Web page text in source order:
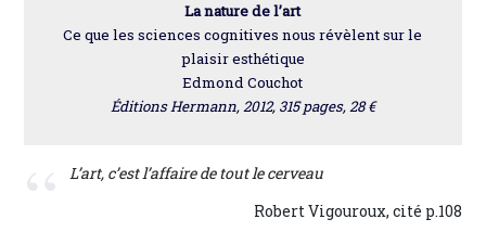
La nature de l’art
Ce que les sciences cognitives nous révèlent sur le
plaisir esthétique
Edmond Couchot
Éditions Hermann, 2012, 315 pages, 28 €
L’art, c’est l’affaire de tout le cerveau
Robert Vigouroux, cité p.108